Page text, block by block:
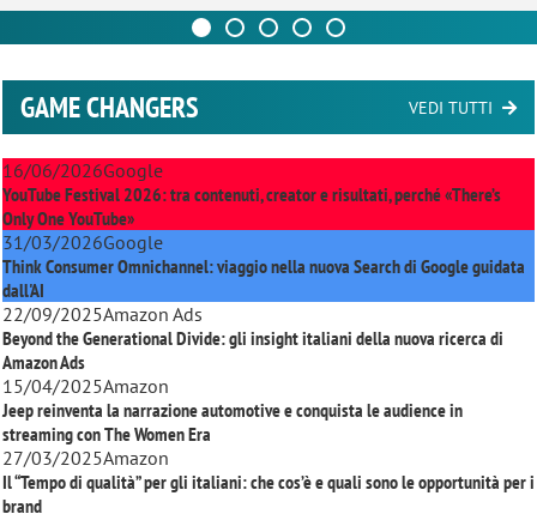
GAME CHANGERS VEDI TUTTI
16/06/2026Google
YouTube Festival 2026: tra contenuti, creator e risultati, perché «There’s
Only One YouTube»
31/03/2026Google
Think Consumer Omnichannel: viaggio nella nuova Search di Google guidata
dall'AI
22/09/2025Amazon Ads
Beyond the Generational Divide: gli insight italiani della nuova ricerca di
Amazon Ads
15/04/2025Amazon
Jeep reinventa la narrazione automotive e conquista le audience in
streaming conThe Women Era
27/03/2025Amazon
Il “Tempo di qualità” per gli italiani: che cos’è e quali sono le opportunità per i
brand